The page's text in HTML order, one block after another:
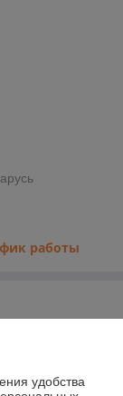
работы
удобства